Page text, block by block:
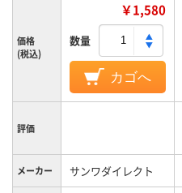
価格
(税込)
￥1,580
数量
カゴへ
評価
メーカー サンワダイレクト